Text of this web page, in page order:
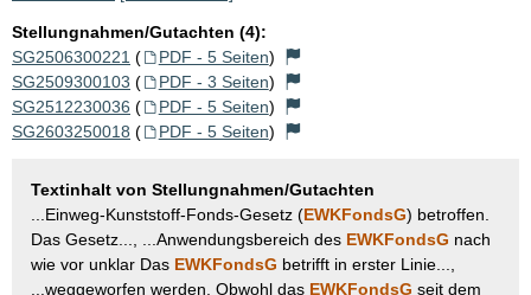
Stellungnahmen/Gutachten (4):
SG2506300221 ( PDF - 5 Seiten)
SG2509300103 ( PDF - 3 Seiten)
SG2512230036 ( PDF - 5 Seiten)
SG2603250018 ( PDF - 5 Seiten)
Textinhalt von Stellungnahmen/Gutachten
...Einweg-Kunststoff-Fonds-Gesetz (EWKFondsG) betroffen.
Das Gesetz..., ...Anwendungsbereich des EWKFondsG nach
wie vor unklar Das EWKFondsG betrifft in erster Linie...,
...weggeworfen werden. Obwohl das EWKFondsG seit dem